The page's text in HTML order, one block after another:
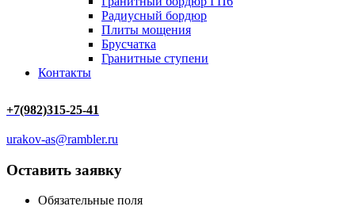
Радиусный бордюр
Плиты мощения
Брусчатка
Гранитные ступени
Контакты
+7(982)315-25-41
urakov-as@rambler.ru
Оставить заявку
Обязательные поля